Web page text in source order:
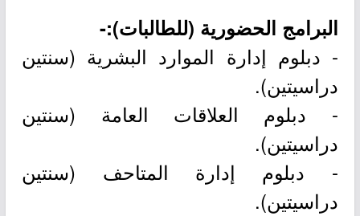
البرامج الحضورية (للطالبات):-
- دبلوم إدارة الموارد البشرية (سنتين
دراسيتين).
- دبلوم العلاقات العامة (سنتين
دراسيتين).
- دبلوم إدارة المتاحف (سنتين
دراسيتين).